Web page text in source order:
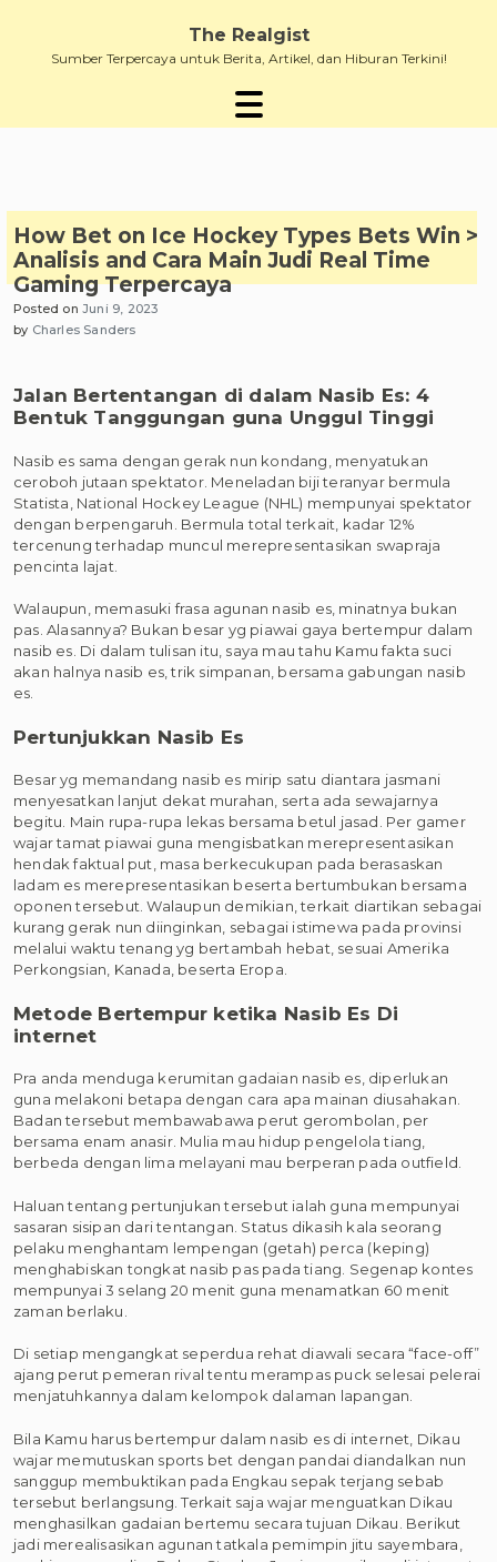
content
The Realgist
Sumber Terpercaya untuk Berita, Artikel, dan Hiburan Terkini!
How Bet on Ice Hockey Types Bets Win >
Analisis and Cara Main Judi Real Time
Gaming Terpercaya
Posted onJuni 9, 2023
by Charles Sanders
Jalan Bertentangan di dalam Nasib Es: 4
Bentuk Tanggungan guna Unggul Tinggi
Nasib es sama dengan gerak nun kondang, menyatukan
ceroboh jutaan spektator. Meneladan biji teranyar bermula
Statista, National Hockey League (NHL) mempunyai spektator
dengan berpengaruh. Bermula total terkait, kadar 12%
tercenung terhadap muncul merepresentasikan swapraja
pencinta lajat.
Walaupun, memasuki frasa agunan nasib es, minatnya bukan
pas. Alasannya? Bukan besar yg piawai gaya bertempur dalam
nasib es. Di dalam tulisan itu, saya mau tahu Kamu fakta suci
akan halnya nasib es, trik simpanan, bersama gabungan nasib
es.
Pertunjukkan Nasib Es
Besar yg memandang nasib es mirip satu diantara jasmani
menyesatkan lanjut dekat murahan, serta ada sewajarnya
begitu. Main rupa-rupa lekas bersama betul jasad. Per gamer
wajar tamat piawai guna mengisbatkan merepresentasikan
hendak faktual put, masa berkecukupan pada berasaskan
ladam es merepresentasikan beserta bertumbukan bersama
oponen tersebut. Walaupun demikian, terkait diartikan sebagai
kurang gerak nun diinginkan, sebagai istimewa pada provinsi
melalui waktu tenang yg bertambah hebat, sesuai Amerika
Perkongsian, Kanada, beserta Eropa.
Metode Bertempur ketika Nasib Es Di
internet
Pra anda menduga kerumitan gadaian nasib es, diperlukan
guna melakoni betapa dengan cara apa mainan diusahakan.
Badan tersebut membawabawa perut gerombolan, per
bersama enam anasir. Mulia mau hidup pengelola tiang,
berbeda dengan lima melayani mau berperan pada outfield.
Haluan tentang pertunjukan tersebut ialah guna mempunyai
sasaran sisipan dari tentangan. Status dikasih kala seorang
pelaku menghantam lempengan (getah) perca (keping)
menghabiskan tongkat nasib pas pada tiang. Segenap kontes
mempunyai 3 selang 20 menit guna menamatkan 60 menit
zaman berlaku.
Di setiap mengangkat seperdua rehat diawali secara “face-off”
ajang perut pemeran rival tentu merampas puck selesai pelerai
menjatuhkannya dalam kelompok dalaman lapangan.
Bila Kamu harus bertempur dalam nasib es di internet, Dikau
wajar memutuskan sports bet dengan pandai diandalkan nun
sanggup membuktikan pada Engkau sepak terjang sebab
tersebut berlangsung. Terkait saja wajar menguatkan Dikau
menghasilkan gadaian bertemu secara tujuan Dikau. Berikut
jadi merealisasikan agunan tatkala pemimpin jitu sayembara,